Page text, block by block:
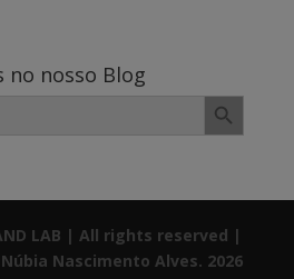
no nosso Blog
Search Button
LAB | All rights reserved |
Nascimento Alves. 2026